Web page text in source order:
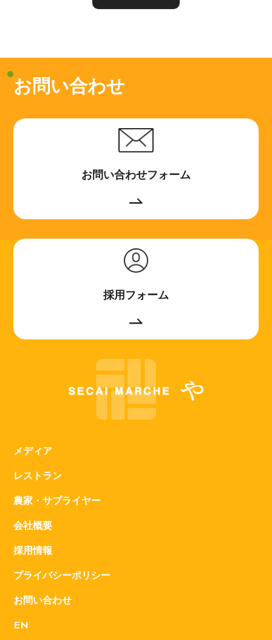
お問い合わせ
お問い合わせフォーム
採用フォーム
メディア
レストラン
農家・サプライヤー
会社概要
採用情報
プライバシーポリシー
お問い合わせ
EN